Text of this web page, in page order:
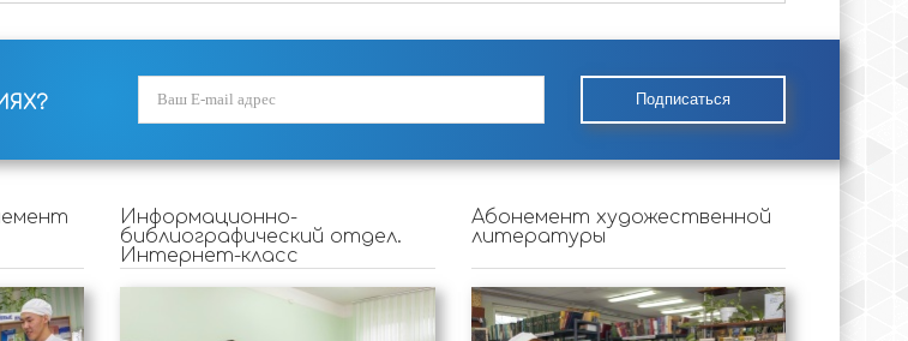
Подписаться
Информационно-
библиографический отдел.
Интернет-класс
Абонемент художественной
литературы